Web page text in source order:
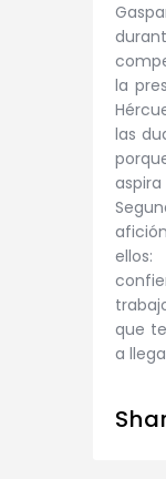
la
las
que
a